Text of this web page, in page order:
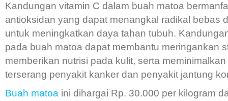
Kandungan vitamin C dalam buah matoa
antioksidan yang dapat menangkal radikal bebas
untuk meningkatkan daya tahan tubuh.
pada buah matoa dapat membantu meringankan
memberikan nutrisi pada kulit, serta
terserang penyakit kanker dan penyakit jantung
Buah matoa ini dihargai Rp. 30.000 per kilogram